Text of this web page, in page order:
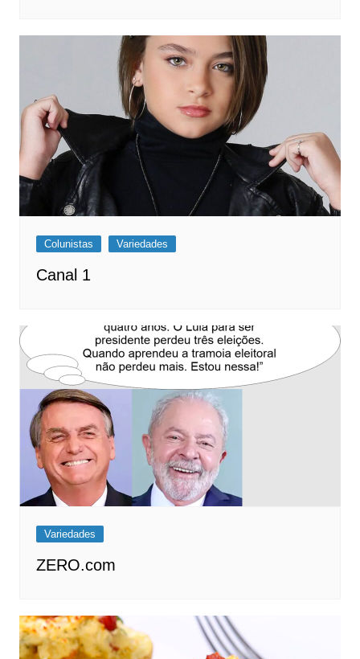
Colunistas Variedades
Canal 1
Variedades
ZERO.com